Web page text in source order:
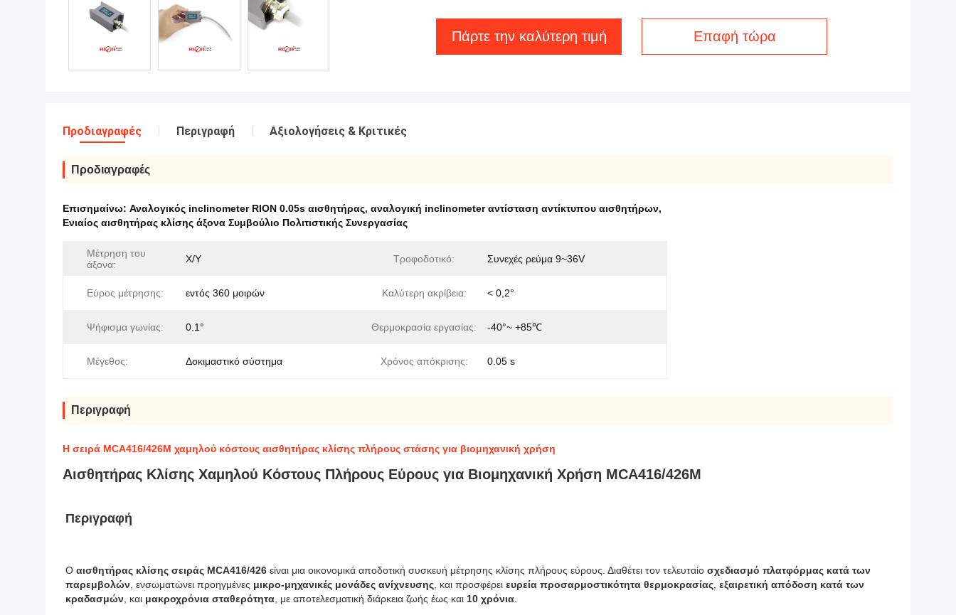
Πάρτε την καλύτερη τιμή Επαφή τώρα
Προδιαγραφές Περιγραφή Αξιολογήσεις & Κριτικές
Προδιαγραφές
Επισημαίνω: Αναλογικός inclinometer RION 0.05s αισθητήρας, αναλογική inclinometer αντίσταση αντίκτυπου αισθητήρων,
Ενιαίος αισθητήρας κλίσης άξονα Συμβούλιο Πολιτιστικής Συνεργασίας
Μέτρηση του
άξονα:
Χ/Υ Τροφοδοτικό: Συνεχές ρεύμα 9~36V
Εύρος μέτρησης: εντός 360 μοιρών Καλύτερη ακρίβεια: < 0,2°
Ψήφισμα γωνίας: 0.1° Θερμοκρασία εργασίας: -40°~ +85℃
Μέγεθος: Δοκιμαστικό σύστημα Χρόνος απόκρισης: 0.05 s
Περιγραφή
Η σειρά MCA416/426M χαμηλού κόστους αισθητήρας κλίσης πλήρους στάσης για βιομηχανική χρήση
Αισθητήρας Κλίσης Χαμηλού Κόστους Πλήρους Εύρους για Βιομηχανική Χρήση MCA416/426M
Περιγραφή
Ο αισθητήρας κλίσης σειράς MCA416/426 είναι μια οικονομικά αποδοτική συσκευή μέτρησης κλίσης πλήρους εύρους. Διαθέτει τον τελευταίο σχεδιασμό πλατφόρμας κατά των
παρεμβολών , ενσωματώνει προηγμένες μικρο-μηχανικές μονάδες ανίχνευσης , και προσφέρει ευρεία προσαρμοστικότητα θερμοκρασίας εξαιρετική απόδοση κατά των
κραδασμών , και μακροχρόνια σταθερότητα , με αποτελεσματική διάρκεια ζωής έως και 10 χρόνια